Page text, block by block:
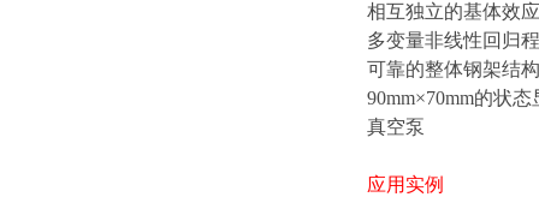
相互独立的基体效
多变量非线性回归
可靠的整体钢架结
90mm×70mm的状
真空泵
应用实例